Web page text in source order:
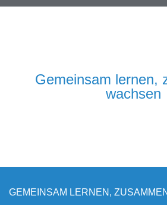
Gemeinsam lernen,
wachsen
GEMEINSAM LERNEN,